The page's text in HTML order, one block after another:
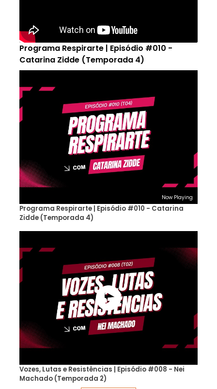
Programa Respirarte | Episódio #010 -
Catarina Zidde (Temporada 4)
Now Playing
Programa Respirarte | Episódio #010 - Catarina
Zidde (Temporada 4)
Vozes, Lutas e Resistências | Episódio #008 - Nei
Machado (Temporada 2)